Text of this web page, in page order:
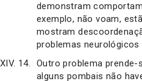
demonstram
exemplo, não voam,
mostram
problemas neurológicos
Outro problema
alguns pombais não